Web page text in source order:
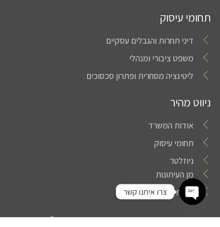
תחומי עיסוק
דיני תחרות והגבלים עסקיים
משפט ציבורי ומנהלי
ליטיגציה מסחרית ופתרון סכסוכים
ניווט מהיר
אודות המשרד
תחומי עיסוק
ניוזלטר
מן העיתונות
יצירת קשרצרו איתנו קשר